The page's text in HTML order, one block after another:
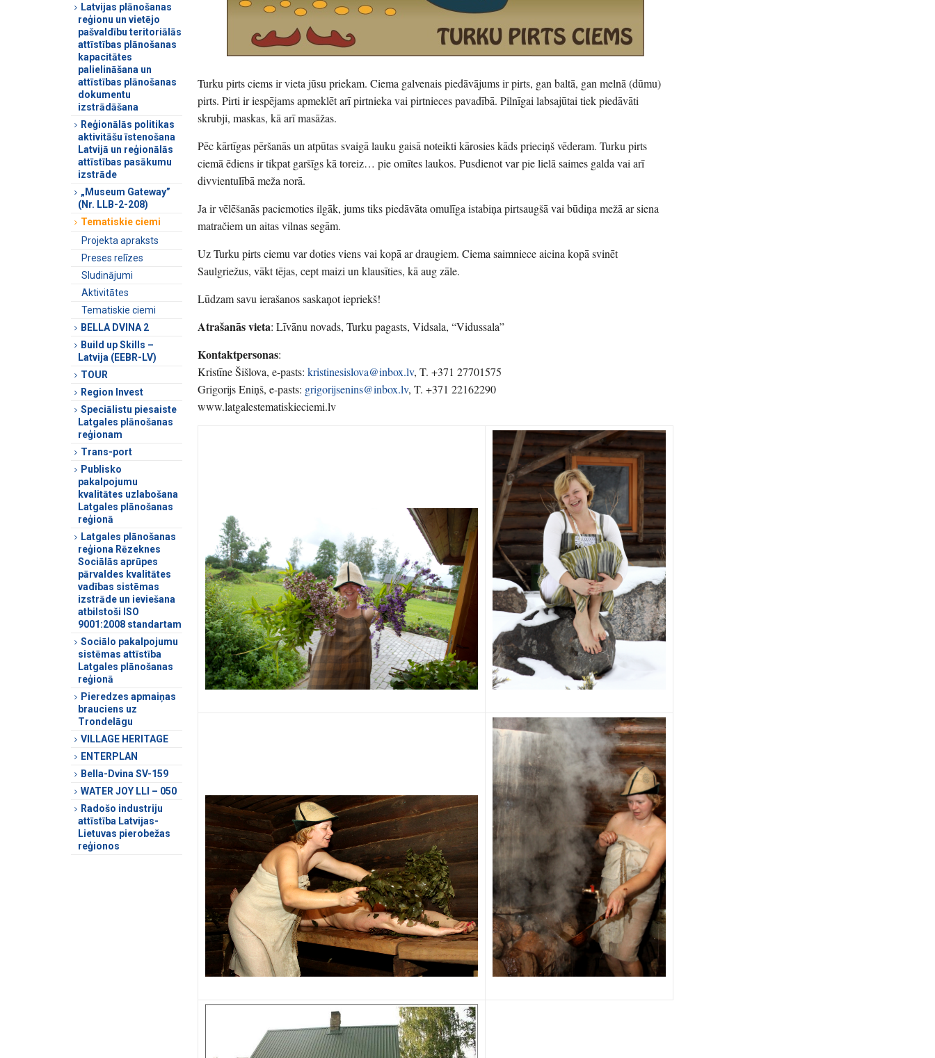
Turku pirts ciems ir vieta jūsu priekam. Ciema galvenais piedāvājums ir pirts, gan baltā, gan melnā (dūmu)
pirts. Pirti ir iespējams apmeklēt arī pirtnieka vai pirtnieces pavadībā. Pilnīgai labsajūtai tiek piedāvāti
skrubji, maskas, kā arī masāžas.
Pēc kārtīgas pēršanās un atpūtas svaigā lauku gaisā noteikti kārosies kāds prieciņš vēderam. Turku pirts
ciemā ēdiens ir tikpat garšīgs kā toreiz… pie omītes laukos. Pusdienot var pie lielā saimes galda vai arī
divvientulībā meža norā.
Ja ir vēlēšanās paciemoties ilgāk, jums tiks piedāvāta omulīga istabiņa pirtsaugšā vai būdiņa mežā ar siena
matračiem un aitas vilnas segām.
Uz Turku pirts ciemu var doties viens vai kopā ar draugiem. Ciema saimniece aicina kopā svinēt
Saulgriežus, vākt tējas, cept maizi un klausīties, kā aug zāle.
Lūdzam savu ierašanos saskaņot iepriekš!
Atrašanās vieta: Līvānu novads, Turku pagasts, Vidsala, “Vidussala”
Kontaktpersonas:
Kristīne Šišlova, e-pasts:kristinesislova@inbox.lv, T. +371 27701575
Grigorijs Eniņš, e-pasts: grigorijsenins@inbox.lv, T. +371 22162290
www.latgalestematiskieciemi.lv
Latvijas plānošanas
reģionu un vietējo
pašvaldību teritoriālās
attīstības plānošanas
kapacitātes
palielināšana un
attīstības plānošanas
dokumentu
izstrādāšana
Reģionālās politikas
aktivitāšu īstenošana
Latvijā un reģionālās
attīstības pasākumu
izstrāde
„Museum Gateway”
(Nr. LLB-2-208)
Tematiskie ciemi
Projekta apraksts
Preses relīzes
Sludinājumi
Aktivitātes
Tematiskie ciemi
BELLA DVINA 2
Build up Skills –
Latvija (EEBR-LV)
TOUR
Region Invest
Speciālistu piesaiste
Latgales plānošanas
reģionam
Trans-port
Publisko
pakalpojumu
kvalitātes uzlabošana
Latgales plānošanas
reģionā
Latgales plānošanas
reģiona Rēzeknes
Sociālās aprūpes
pārvaldes kvalitātes
vadības sistēmas
izstrāde un ieviešana
atbilstoši ISO
9001:2008 standartam
Sociālo pakalpojumu
sistēmas attīstība
Latgales plānošanas
reģionā
Pieredzes apmaiņas
brauciens uz
Trondelāgu
VILLAGE HERITAGE
ENTERPLAN
Bella-Dvina SV-159
WATER JOY LLI – 050
Radošo industriju
attīstība Latvijas-
Lietuvas pierobežas
reģionos